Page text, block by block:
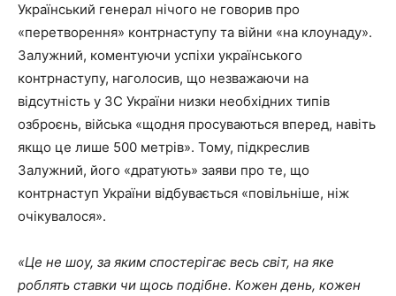
Український генерал нічого не говорив про
«перетворення» контрнаступу та війни «на клоунаду».
Залужний, коментуючи успіхи українського
контрнаступу, наголосив, що незважаючи на
відсутність у ЗС України низки необхідних типів
озброєнь, війська «щодня просуваються вперед, навіть
якщо це лише 500 метрів». Тому, підкреслив
Залужний, його «дратують» заяви про те, що
контрнаступ України відбувається «повільніше, ніж
очікувалося».
«Це не шоу, за яким спостерігає весь світ, на яке
роблять ставки чи щось подібне. Кожен день, кожен